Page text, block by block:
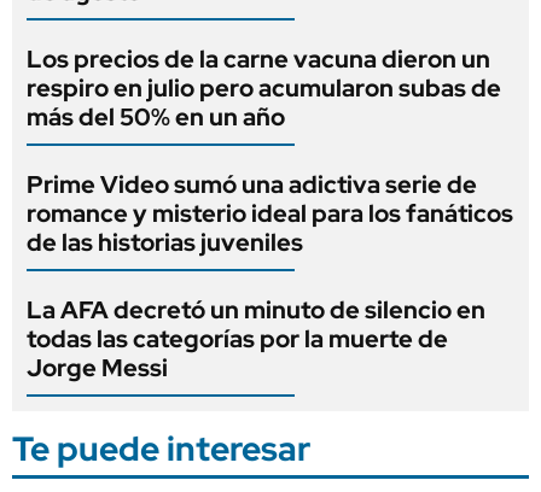
Los precios de la carne vacuna dieron un
respiro en julio pero acumularon subas de
más del 50% en un año
Prime Video sumó una adictiva serie de
romance y misterio ideal para los fanáticos
de las historias juveniles
La AFA decretó un minuto de silencio en
todas las categorías por la muerte de
Jorge Messi
Te puede interesar